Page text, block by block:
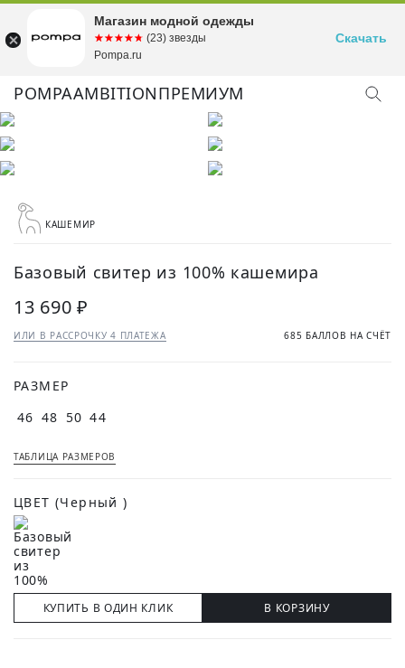
POMPAAMBITIONПРЕМИУМ
КАШЕМИР
Базовый свитер из 100% кашемира
13 690 ₽
ИЛИ В РАССРОЧКУ 4 ПЛАТЕЖА 685 БАЛЛОВ НА СЧЁТ
РАЗМЕР
46 48 50 44
ТАБЛИЦА РАЗМЕРОВ
ЦВЕТ (Черный )
КУПИТЬ В ОДИН КЛИК В КОРЗИНУ
Магазин модной одежды
☆☆☆☆☆
★★★★★ (23) звезды
Pompa.ru
Скачать